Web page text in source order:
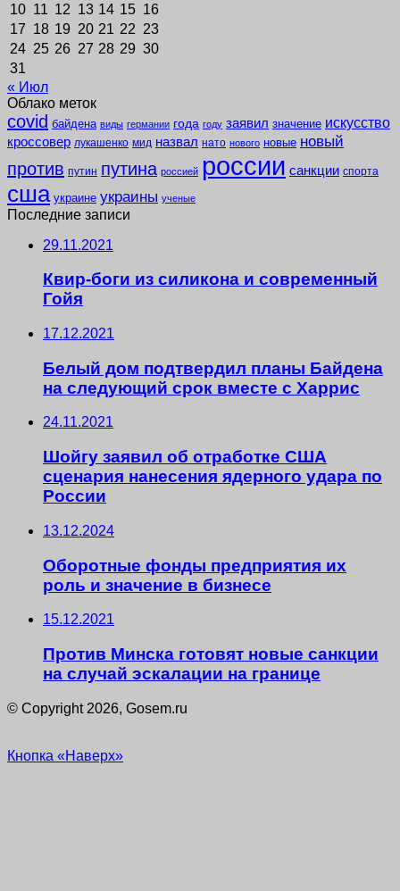
10 11 12 13 14 15 16
17 18 19 20 21 22 23
24 25 26 27 28 29 30
31
« Июл
Облако меток
covid байдена виды германии года году заявил значение искусство
кроссовер лукашенко мид назвал нато нового новые новый
против путин путина россией россии санкции спорта
сша украине украины ученые
Последние записи
29.11.2021
Квир-боги из силикона и современный
Гойя
17.12.2021
Белый дом подтвердил планы Байдена
на следующий срок вместе с Харрис
24.11.2021
Шойгу заявил об отработке США
сценария нанесения ядерного удара по
России
13.12.2024
Оборотные фонды предприятия их
роль и значение в бизнесе
15.12.2021
Против Минска готовят новые санкции
на случай эскалации на границе
© Copyright 2026, Gosem.ru
Кнопка «Наверх»